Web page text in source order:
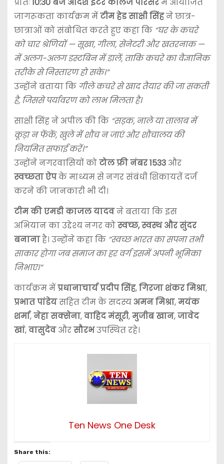
प्रातः 10:30 बजे आदर्श इंटर कॉलेज परिसरमें आयोजित
जागरूकता कार्यक्रम मेंटीम हेड साक्षी सिंहने छात्र-
छात्राओं को संबोधित करते हुए कहा कि “घर के कचरे
को चार श्रेणियों — सूखा, गीला, सेनेटरी और खतरनाक —
में अलग-अलग डस्टबिन में डालें, ताकि कचरे का वैज्ञानिक
तरीके से निस्तारण हो सके।”
उन्होंने बताया कि गीले कचरे से खाद तैयार की जा सकती
है, जिससे पर्यावरण को लाभ मिलता है।
साक्षी सिंह ने अपील की कि “सड़क, नाले या तालाब में
कूड़ा न फेंकें, खुले में शौच न जाएं और शौचालय की
नियमित सफाई करें।”
उन्होंने नगरवासियों कोटोल फ्री नंबर 1533और
स्वच्छता ऐपके माध्यम से नगर संबंधी शिकायतें दर्ज
करने की जानकारी भी दी।
टीम की एमडी काजल यादवने बताया कि इस
अभियान का उद्देश्य नगर कोस्वच्छ, स्वस्थ और सुंदर
बनानाहै। उन्होंने कहा कि “स्वच्छ भारत का सपना तभी
साकार होगा जब समाज का हर वर्ग इसमें अपनी भूमिका
निभाए।”
कार्यक्रम मेंप्रधानाचार्य प्रदीप सिंह,गिरजा शंकर मिश्रा,
प्रभात पांडेयसहित टीम के सदस्यअमन मिश्रा,मयंक
शर्मा,नेहा सक्सेना,वाहिद मंसूरी,मुजीब खान,जावेद
खां,वासुदेवऔरसौरभउपस्थित रहे।
Ten News One Desk
Share this: